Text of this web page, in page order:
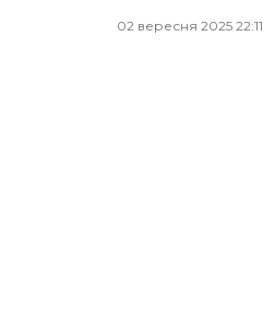
02 вересня 2025 22:11